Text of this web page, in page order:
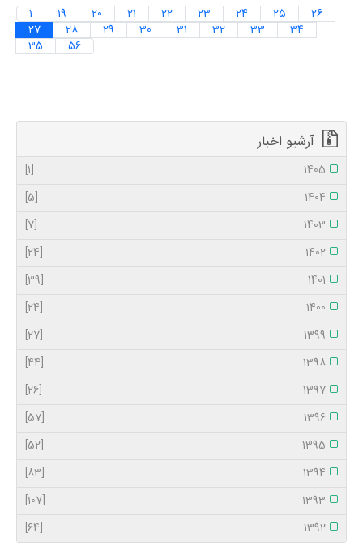
1 19 20 21 22 23 24 25
26
27
28 29 30 31 32 33
34
35
56
آرشیو اخبار
1405
[1]
1404
[5]
1403
[7]
1402
[24]
1401
[39]
1400
[24]
1399
[27]
1398
[44]
1397
[26]
1396
[57]
1395
[52]
1394
[83]
1393
[107]
1392
[64]